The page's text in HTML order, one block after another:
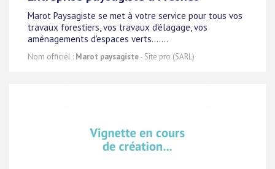
Marot Paysagiste se met à votre service pour tous vos
travaux forestiers, vos travaux d'élagage, vos
aménagements d'espaces verts.......
Nom officiel : Marot paysagiste- Site pro (SARL)